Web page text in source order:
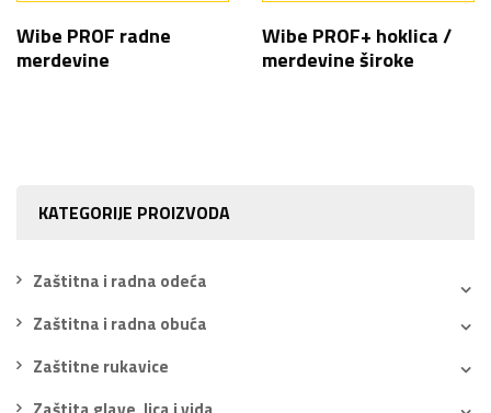
KATEGORIJE PROIZVODA
Zaštitna i radna odeća
Zaštitna i radna obuća
Zaštitne rukavice
Wibe PROF radne
merdevine
Wibe PROF+ hoklica /
merdevine široke